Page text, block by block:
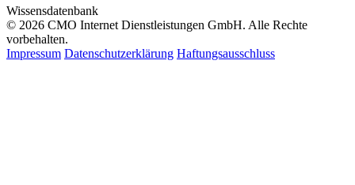
Wissensdatenbank
© 2026 CMO Internet Dienstleistungen GmbH. Alle Rechte
vorbehalten.
Impressum Datenschutzerklärung Haftungsausschluss